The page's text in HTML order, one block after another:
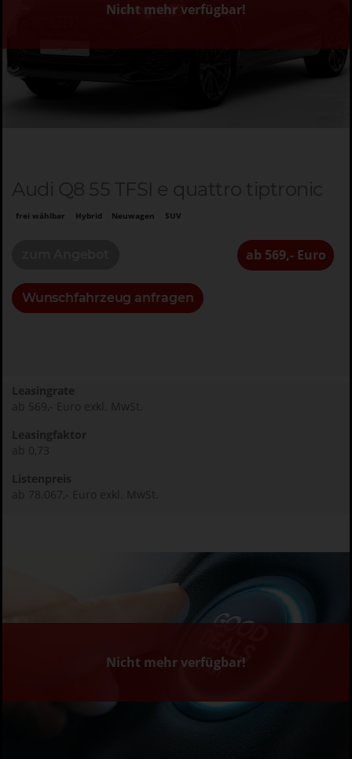
Nicht mehr verfügbar!
Audi Q8 55 TFSI e quattro tiptronic
frei wählbar Hybrid Neuwagen SUV
ab 569,- Euro
Wunschfahrzeug anfragen
Leasingrate
ab 569,- Euro exkl. MwSt.
Leasingfaktor
ab 0,73
Listenpreis
ab 78.067,- Euro exkl. MwSt.
Nicht mehr verfügbar!